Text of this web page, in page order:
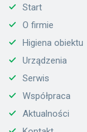
Start
O firmie
Higiena obiektu
Urządzenia
Serwis
Współpraca
Aktualności